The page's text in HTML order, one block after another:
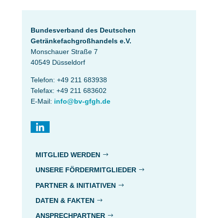
Bundesverband des Deutschen
Getränke­fach­großhandels e.V.
Monschauer Straße 7
40549 Düsseldorf
Telefon: +49 211 683938
Telefax: +49 211 683602
E-Mail: info@bv-gfgh.de
MITGLIED WERDEN
UNSERE FÖRDERMITGLIEDER
PARTNER & INITIATIVEN
DATEN & FAKTEN
ANSPRECHPARTNER